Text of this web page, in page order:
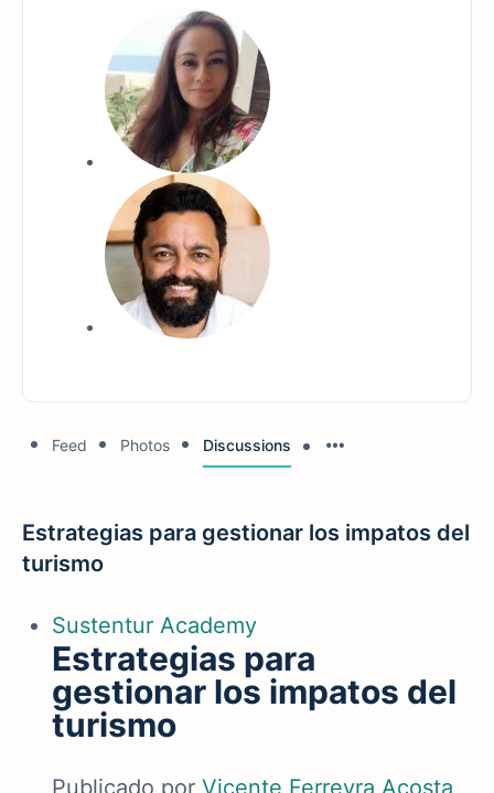
Feed Photos Discussions
Estrategias para gestionar los impatos del
turismo
Sustentur Academy
Estrategias para
gestionar los impatos del
turismo
Publicado por Vicente Ferreyra Acosta